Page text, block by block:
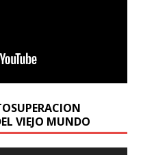
VIEJO MUNDO